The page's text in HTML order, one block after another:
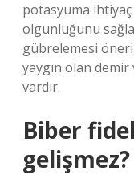
potasyuma
olgunluğunu
gübrelemesi
yaygın olan
vardır.
Biber
gelişmez?